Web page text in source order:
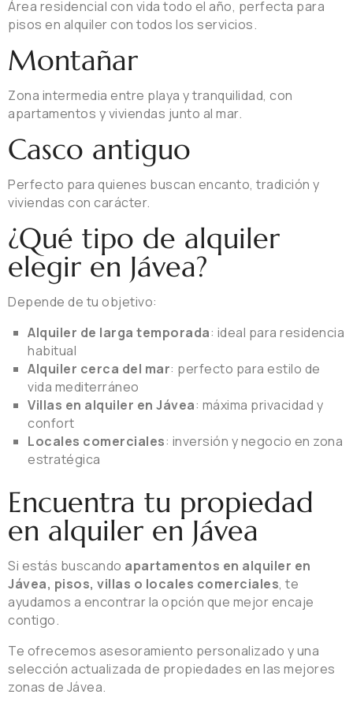
Área residencial con vida todo el año, perfecta para
pisos en alquiler con todos los servicios.
Montañar
Zona intermedia entre playa y tranquilidad, con
apartamentos y viviendas junto al mar.
Casco antiguo
Perfecto para quienes buscan encanto, tradición y
viviendas con carácter.
¿Qué tipo de alquiler
elegir en Jávea?
Depende de tu objetivo:
Alquiler de larga temporada: ideal para residencia
habitual
Alquiler cerca del mar: perfecto para estilo de
vida mediterráneo
Villas en alquiler en Jávea: máxima privacidad y
confort
Locales comerciales: inversión y negocio en zona
estratégica
Encuentra tu propiedad
en alquiler en Jávea
Si estás buscando apartamentos en alquiler en
Jávea, pisos, villas o locales comerciales, te
ayudamos a encontrar la opción que mejor encaje
contigo.
Te ofrecemos asesoramiento personalizado y una
selección actualizada de propiedades en las mejores
zonas de Jávea.